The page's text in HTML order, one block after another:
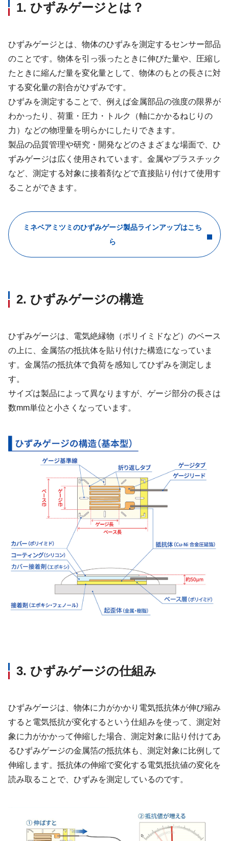
1. ひずみゲージとは？
ひずみゲージとは、物体のひずみを測定するセンサー部品
のことです。物体を引っ張ったときに伸びた量や、圧縮し
たときに縮んだ量を変化量として、物体のもとの長さに対
する変化量の割合がひずみです。
ひずみを測定することで、例えば金属部品の強度の限界が
わかったり、荷重・圧力・トルク（軸にかかるねじりの
力）などの物理量を明らかにしたりできます。
製品の品質管理や研究・開発などのさまざまな場面で、ひ
ずみゲージは広く使用されています。金属やプラスチック
など、測定する対象に接着剤などで直接貼り付けて使用す
ることができます。
ミネベアミツミのひずみゲージ製品ラインアップはこち
ら
2. ひずみゲージの構造
ひずみゲージは、電気絶縁物（ポリイミドなど）のベース
の上に、金属箔の抵抗体を貼り付けた構造になっていま
す。金属箔の抵抗体で負荷を感知してひずみを測定しま
す。
サイズは製品によって異なりますが、ゲージ部分の長さは
数mm単位と小さくなっています。
3. ひずみゲージの仕組み
ひずみゲージは、物体に力がかかり電気抵抗体が伸び縮み
すると電気抵抗が変化するという仕組みを使って、測定対
象に力がかかって伸縮した場合、測定対象に貼り付けてあ
るひずみゲージの金属箔の抵抗体も、測定対象に比例して
伸縮します。抵抗体の伸縮で変化する電気抵抗値の変化を
読み取ることで、ひずみを測定しているのです。